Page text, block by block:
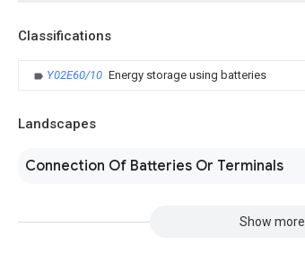
Classifications
Y02E60/10 Energy storage using batteries
Landscapes
Connection Of Batteries Or Terminals
Show more